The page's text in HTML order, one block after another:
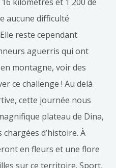
aucune difficulté
reste cependant
aguerris qui ont
montagne, voir des
ce challenge ! Au delà
cette journée nous
plateau de Dina,
d’histoire. À
en fleurs et une flore
sur ce territoire. Sport,